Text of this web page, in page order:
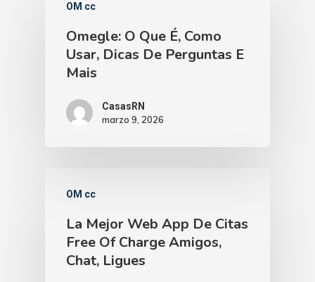
OM cc
Omegle: O Que É, Como
Usar, Dicas De Perguntas E
Mais
CasasRN
marzo 9, 2026
OM cc
La Mejor Web App De Citas
Free Of Charge Amigos,
Chat, Ligues